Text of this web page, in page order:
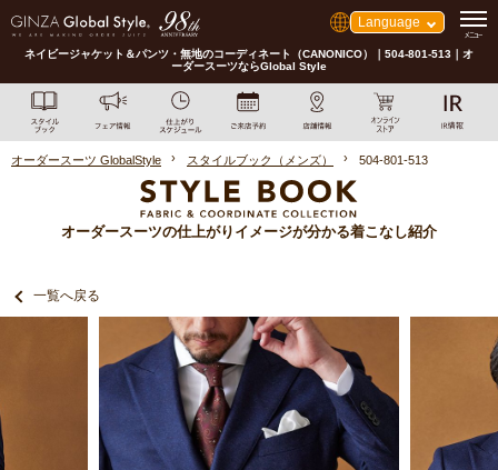
Language
ネイビージャケット＆パンツ・無地のコーディネート（CANONICO）｜504-801-513｜オ
ーダースーツならGlobal Style
オーダースーツ GlobalStyle スタイルブック（メンズ） 504-801-513
オーダースーツの仕上がりイメージが分かる着こなし紹介
一覧へ戻る